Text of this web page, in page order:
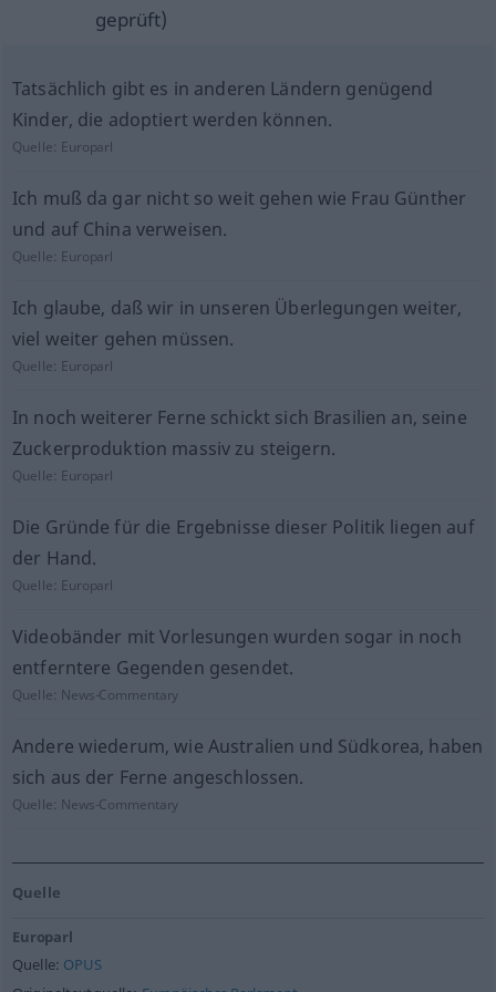
geprüft)
Tatsächlich gibt es in anderen Ländern genügend
Kinder, die adoptiert werden können.
Quelle: Europarl
Ich muß da gar nicht so weit gehen wie Frau Günther
und auf China verweisen.
Quelle: Europarl
Ich glaube, daß wir in unseren Überlegungen weiter,
viel weiter gehen müssen.
Quelle: Europarl
In noch weiterer Ferne schickt sich Brasilien an, seine
Zuckerproduktion massiv zu steigern.
Quelle: Europarl
Die Gründe für die Ergebnisse dieser Politik liegen auf
der Hand.
Quelle: Europarl
Videobänder mit Vorlesungen wurden sogar in noch
entferntere Gegenden gesendet.
Quelle: News-Commentary
Andere wiederum, wie Australien und Südkorea, haben
sich aus der Ferne angeschlossen.
Quelle: News-Commentary
Quelle
Europarl
Quelle: OPUS